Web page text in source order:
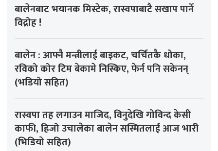
बालेनबाट भयानक मिस्टेक, रास्वपाबाटै सखाप पार्ने
विद्रोह !
बालेन : आफ्नै मन्त्रीलाई बाइकट, चर्चितकै धोका,
रविको कोर टिम बेकामे निस्किए, फेर्न पनि सकेनन्
(भडियो सहित)
रास्वपा तह लगाउन माजिद, विनुदेखि गोविन्द केसी
काफी, हिजो उचालेका बालेन सस्मितलाई आज भारी
(भिडियो सहित)